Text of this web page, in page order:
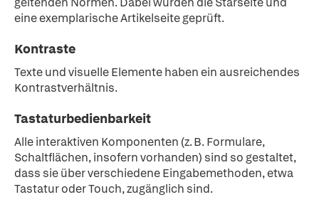
eine exemplarische Artikelseite geprüft.
Kontraste
Texte und visuelle Elemente haben ein ausreichendes
Kontrastverhältnis.
Tastaturbedienbarkeit
Alle interaktiven Komponenten (z. B. Formulare,
Schaltflächen, insofern vorhanden) sind so gestaltet,
dass sie über verschiedene Eingabemethoden, etwa
Tastatur oder Touch, zugänglich sind.